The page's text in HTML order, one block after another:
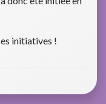
initiatives !